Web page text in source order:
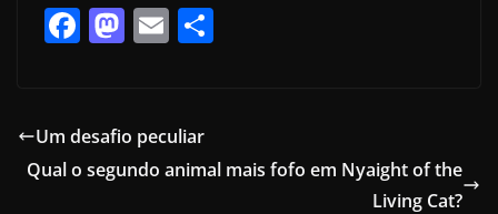
F
e
b
M
o
d
E
l
Um desafio peculiar
Qual o segundo animal mais fofo em Nyaight of the
Living Cat?